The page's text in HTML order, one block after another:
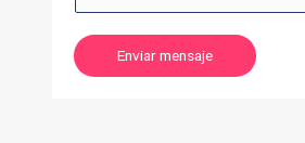
Enviar mensaje